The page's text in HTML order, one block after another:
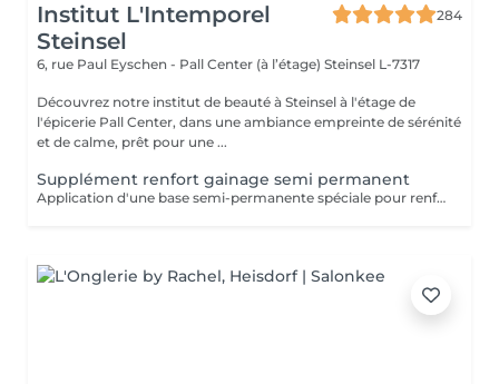
Institut L'Intemporel
Steinsel
284
6, rue Paul Eyschen - Pall Center (à l’étage) Steinsel L-7317
Découvrez notre institut de beauté à Steinsel à l'étage de
l'épicerie Pall Center, dans une ambiance empreinte de sérénité
et de calme, prêt pour une ...
Supplément renfort gainage semi permanent
Application d'une base semi-permanente spéciale pour renforcer et prolonger la tenue du vernis semi-permanent (En complément d'une manucure avec semi-permanent uniquement)